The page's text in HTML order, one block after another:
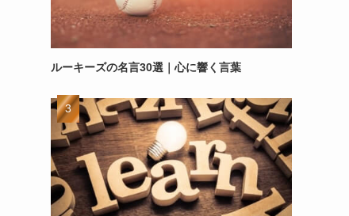
ルーキーズの名言30選｜心に響く言葉